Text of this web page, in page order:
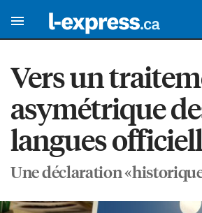
Vers un
asymétrique
langues
Une déclaration